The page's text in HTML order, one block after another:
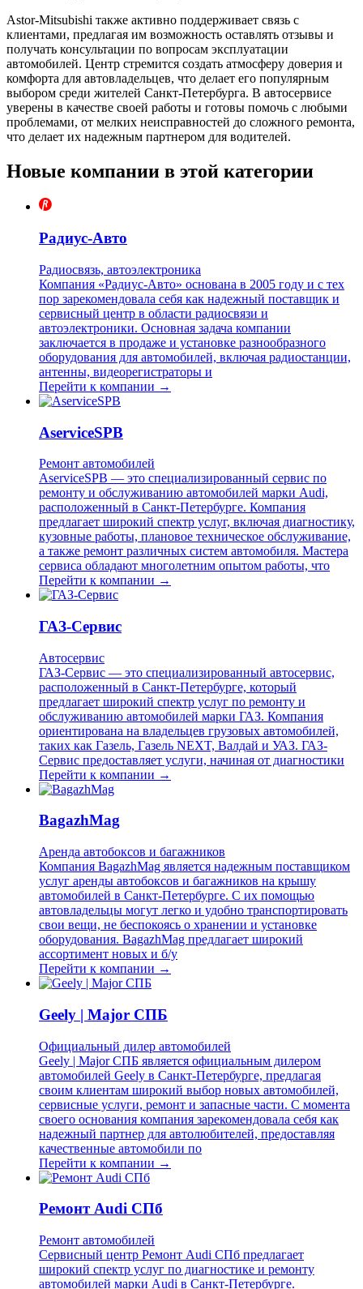
Astor-Mitsubishi также активно поддерживает связь с
клиентами, предлагая им возможность оставлять отзывы и
получать консультации по вопросам эксплуатации
автомобилей. Центр стремится создать атмосферу доверия и
комфорта для автовладельцев, что делает его популярным
выбором среди жителей Санкт-Петербурга. В автосервисе
уверены в качестве своей работы и готовы помочь с любыми
проблемами, от мелких неисправностей до сложного ремонта,
что делает их надежным партнером для водителей.
Новые компании в этой категории
Радиус-Авто
Радиосвязь, автоэлектроника
Компания «Радиус-Авто» основана в 2005 году и с тех
пор зарекомендовала себя как надежный поставщик и
сервисный центр в области радиосвязи и
автоэлектроники. Основная задача компании
заключается в продаже и установке разнообразного
оборудования для автомобилей, включая радиостанции,
антенны, видеорегистраторы и
Перейти к компании →
AserviceSPB
Ремонт автомобилей
AserviceSPB — это специализированный сервис по
ремонту и обслуживанию автомобилей марки Audi,
расположенный в Санкт-Петербурге. Компания
предлагает широкий спектр услуг, включая диагностику,
кузовные работы, плановое техническое обслуживание,
а также ремонт различных систем автомобиля. Мастера
сервиса обладают многолетним опытом работы, что
Перейти к компании →
ГАЗ-Сервис
Автосервис
ГАЗ-Сервис — это специализированный автосервис,
расположенный в Санкт-Петербурге, который
предлагает широкий спектр услуг по ремонту и
обслуживанию автомобилей марки ГАЗ. Компания
ориентирована на владельцев грузовых автомобилей,
таких как Газель, Газель NEXT, Валдай и УАЗ. ГАЗ-
Сервис предоставляет услуги, начиная от диагностики
Перейти к компании →
BagazhMag
Аренда автобоксов и багажников
Компания BagazhMag является надежным поставщиком
услуг аренды автобоксов и багажников на крышу
автомобилей в Санкт-Петербурге. С их помощью
автовладельцы могут легко и удобно транспортировать
свои вещи, не беспокоясь о хранении и установке
оборудования. BagazhMag предлагает широкий
ассортимент новых и б/у
Перейти к компании →
Geely | Major СПБ
Официальный дилер автомобилей
Geely | Major СПБ является официальным дилером
автомобилей Geely в Санкт-Петербурге, предлагая
своим клиентам широкий выбор новых автомобилей,
сервисные услуги, ремонт и запасные части. С момента
своего основания компания зарекомендовала себя как
надежный партнер для автолюбителей, предоставляя
качественные автомобили по
Перейти к компании →
Ремонт Audi СПб
Ремонт автомобилей
Сервисный центр Ремонт Audi СПб предлагает
широкий спектр услуг по диагностике и ремонту
автомобилей марки Audi в Санкт-Петербурге.